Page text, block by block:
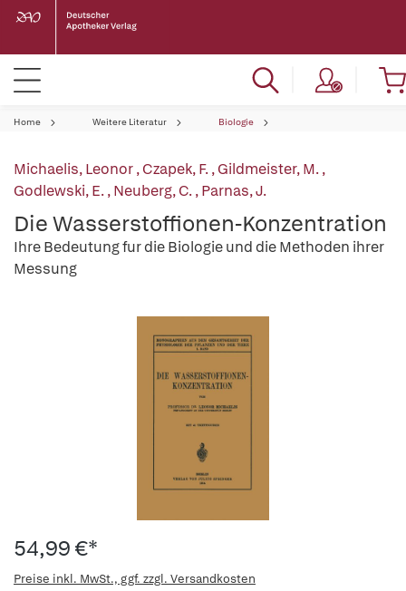
Home Weitere Literatur Biologie
Michaelis, Leonor,Czapek, F.,Gildmeister, M.,
Godlewski, E.,Neuberg, C.,Parnas, J.
Die Wasserstoffionen-Konzentration
Ihre Bedeutung fur die Biologie und die Methoden ihrer
Messung
54,99 €*
Preise inkl. MwSt., ggf. zzgl. Versandkosten